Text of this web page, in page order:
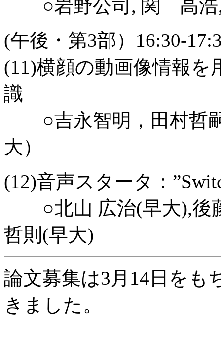
○岩野公司, 関 高浩
(午後・第3部）16:30-
(11)横顔の動画像情報
識
○吉永智明，田村哲嗣
大）
(12)音声スタータ：
○北山 広治(早大),後
哲則(早大)
論文募集は3月14日をも
きました。